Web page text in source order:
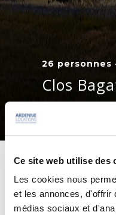
Ce site web utilise des
Les cookies nous
et les annonces, d'offrir
médias sociaux et
26 personnes
Clos
Maisons